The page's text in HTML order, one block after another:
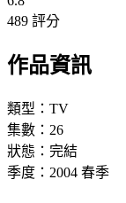
489 評分
作品資訊
類型： TV
集數： 26
狀態： 完結
季度： 2004 春季